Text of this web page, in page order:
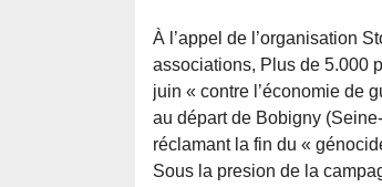
À l’appel de l’organisation
associations, Plus de 5.000
juin « contre l’économie de
au départ de Bobigny
réclamant la fin du «
Sous la presion de la